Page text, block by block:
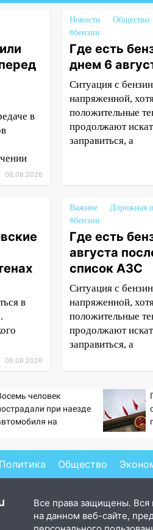
в
06.08.2026
Новости Общество
#бензин
Где есть
днем 6
Ситуация с
напряженной,
положительные
продолжают
заправиться, а
в
06.08.2026
Важное Дорожная
#бензин
Где есть
августа
список АЗС
Ситуация с
напряженной,
положительные
продолжают
заправиться, а
человек
при наезде
на
Политика Общество
Все права защищены.
на данном веб-сайте,